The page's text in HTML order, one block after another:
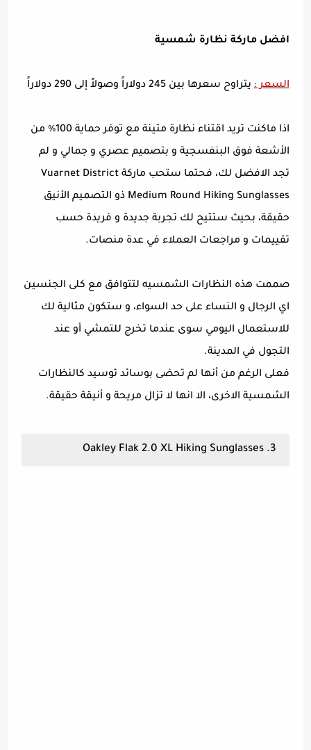
افضل ماركة نظارة شمسية
السعر :يتراوح سعرها بين 245 دولاراً وصولاً إلى 290 دولاراً
اذا ماكنت تريد اقتناء نظارة متينة مع توفر حماية 100٪ من
الأشعة فوق البنفسجية و بتصميم عصري و جمالي و لم
تجد الافضل لك، فحتما ستحب ماركة Vuarnet District
Medium Round Hiking Sunglasses ذو التصميم الأنيق
حقيقة، بحيث ستتيح لك تجربة جديدة و فريدة حسب
تقييمات و مراجعات العملاء في عدة منصات.
صممت هذه النظارات الشمسيه لتتوافق مع كلى الجنسين
اي الرجال و النساء على حد السواء، و ستكون مثالية لك
للاستعمال اليومي سوى عندما تخرج للتمشي أو عند
التجول في المدينة.
فعلى الرغم من أنها لم تحضى بوسائد توسيد كالنظارات
الشمسية الاخرى، الا انها لا تزال مريحة و أنيقة حقيقة.
3. Oakley Flak 2.0 XL Hiking Sunglasses